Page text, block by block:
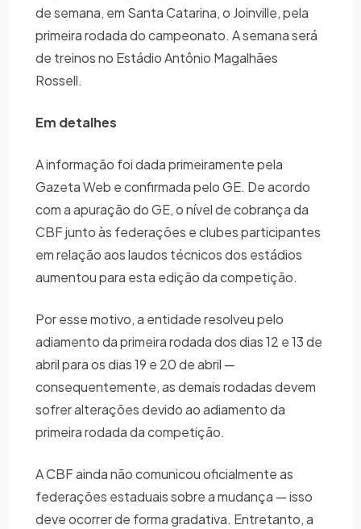
de semana, em Santa Catarina, o Joinville, pela
primeira rodada do campeonato. A semana será
de treinos no Estádio Antônio Magalhães
Rossell.
Em detalhes
A informação foi dada primeiramente pela
Gazeta Web e confirmada pelo GE. De acordo
com a apuração do GE, o nível de cobrança da
CBF junto às federações e clubes participantes
em relação aos laudos técnicos dos estádios
aumentou para esta edição da competição.
Por esse motivo, a entidade resolveu pelo
adiamento da primeira rodada dos dias 12 e 13 de
abril para os dias 19 e 20 de abril —
consequentemente, as demais rodadas devem
sofrer alterações devido ao adiamento da
primeira rodada da competição.
A CBF ainda não comunicou oficialmente as
federações estaduais sobre a mudança — isso
deve ocorrer de forma gradativa. Entretanto, a